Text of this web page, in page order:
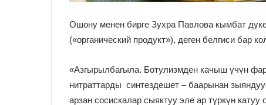
Ошону менен бирге Зухра Павлова кымбат
(«органический продукт»), деген белгиси бар
«Азгырылбагыла. Ботулизмден качыш үчүн
нитраттарды синтездешет – баарынан
арзан сосискалар сыяктуу эле ар түркүн